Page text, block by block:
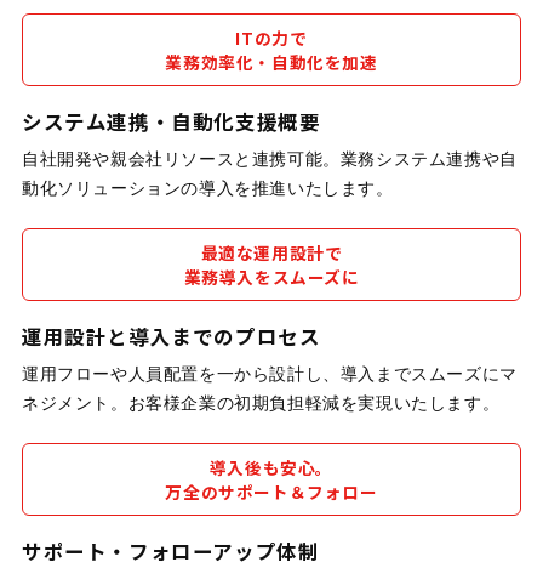
ITの力で
業務効率化・自動化を加速
システム連携・自動化支援概要
自社開発や親会社リソースと連携可能。業務システム連携や自
動化ソリューションの導入を推進いたします。
最適な運用設計で
業務導入をスムーズに
運用設計と導入までのプロセス
運用フローや人員配置を一から設計し、導入までスムーズにマ
ネジメント。お客様企業の初期負担軽減を実現いたします。
導入後も安心。
万全のサポート＆フォロー
サポート・フォローアップ体制